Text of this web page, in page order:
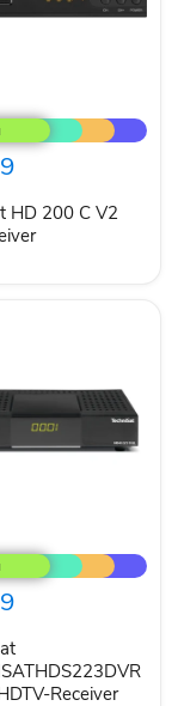
HD 200 C V2
Receiver